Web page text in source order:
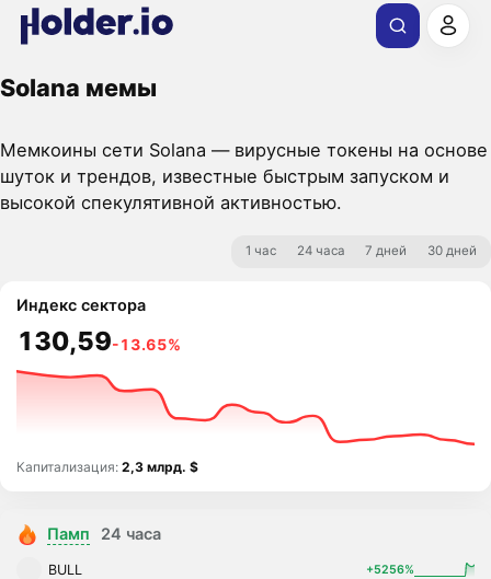
Solana мемы
Мемкоины сети Solana — вирусные токены на основе
шуток и трендов, известные быстрым запуском и
высокой спекулятивной активностью.
1 час 24 часа 7 дней 30 дней
Индекс сектора
130,59-13.65%
Капитализация:2,3 млрд. $
Памп 24 часа
BULL +5256%